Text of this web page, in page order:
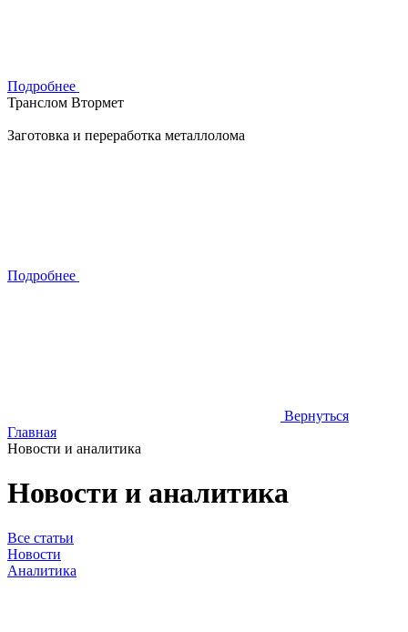
Подробнее
Транслом Втормет
Заготовка и переработка металлолома
Подробнее
Вернуться
Главная
Новости и аналитика
Новости и аналитика
Все статьи
Новости
Аналитика